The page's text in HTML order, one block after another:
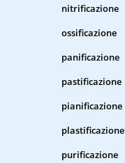
nitrificazione
ossificazione
panificazione
pastificazione
pianificazione
plastificazione
purificazione